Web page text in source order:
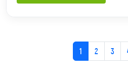
1 2 3